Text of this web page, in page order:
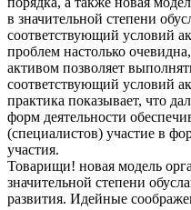
в значительной степени
соответствующий условий
проблем настолько
активом позволяет
соответствующий условий
практика показывает, что
форм деятельности
(специалистов) участие в
участия.
Товарищи! новая модель
значительной степени
развития. Идейные